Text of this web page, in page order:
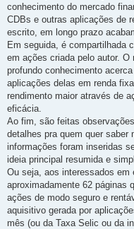
conhecimento do mercado
CDBs e outras aplicações de
escrito, em longo prazo
Em seguida, é compartilhada
em ações criada pelo autor.
profundo conhecimento
aplicações delas em renda
rendimento maior através de
eficácia.
Ao fim, são feitas
detalhes pra quem quer
informações foram inseridas
ideia principal resumida e
Ou seja, aos interessados
aproximadamente 62 páginas
ações de modo seguro e
aquisitivo gerada por
mês (ou da Taxa Selic ou da